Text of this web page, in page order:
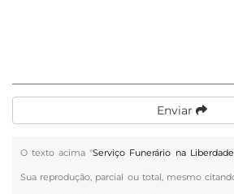
Enviar
O texto acima "Serviço Funerário na Liberdade
Sua reprodução, parcial ou total, mesmo